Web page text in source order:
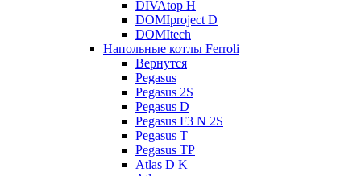
DIVAtop H
DOMIproject D
DOMItech
Напольные котлы Ferroli
Вернутся
Pegasus
Pegasus 2S
Pegasus D
Pegasus F3 N 2S
Pegasus T
Pegasus TP
Atlas D K